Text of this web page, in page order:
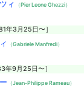
ィ （Pier Leone Ghezzi）
年3月25日〜］
（Gabriele Manfredi）
年9月25日〜］
（Jean-Philippe Rameau）